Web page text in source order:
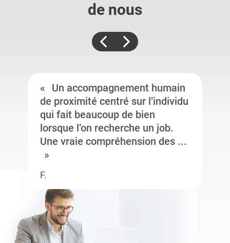
de nous
Un accompagnement humain
de proximité centré sur l’individu
qui fait beaucoup de bien
lorsque l’on recherche un job.
Une vraie compréhension des ...
F.